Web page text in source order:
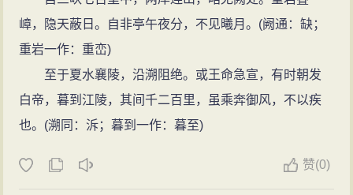
设立学校，使鲁阳像西汉文翁办学那样成为有文化教养
的地区。”郦道元在鲁阳郡的日子，老
名，不敢违法。
延昌年间（512—515年），郦道元为东荆州刺史，
以威猛为政，就像在冀州一样。当地
等到寇祖礼回来并派遣
士兵七十名送郦道元回京
的地理情况，包括 山脉、土地、物产、城市的位置和沿
革、村落的兴衰、水利工程、
且具有明确的地理方位和距离的观念。像这样写作严
谨、内容丰富的地理著作，在当时的中国，以至世界上
都是无与伦比的。
嶂，隐天蔽日。自非亭午夜分，不见曦月。(阙通：缺；
重岩一作：重峦)
至于夏水襄陵，沿溯阻绝。或王命急宣，有时朝发
白帝，暮到江陵，其间千二百里，虽乘奔御风，不以疾
也。(溯同：泝；暮到一作：暮至)
赞(0)